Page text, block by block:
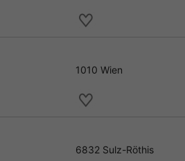
1010 Wien
6832 Sulz-Röthis